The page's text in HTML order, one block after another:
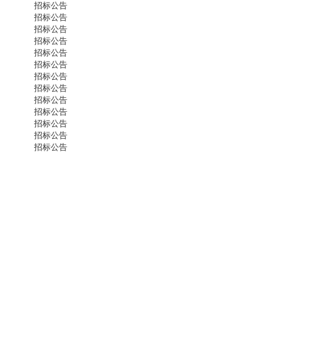
招标公告
招标公告
招标公告
招标公告
招标公告
招标公告
招标公告
招标公告
招标公告
招标公告
招标公告
招标公告
招标公告